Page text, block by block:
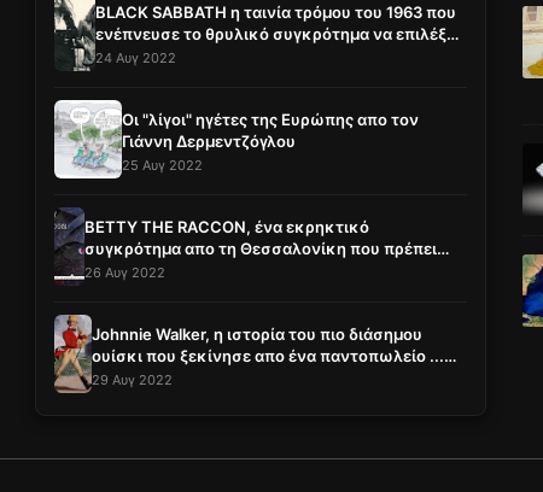
BLACK SABBATH η ταινία τρόμου του 1963 που
ενέπνευσε το θρυλικό συγκρότημα να επιλέξει
το όνομα του !!!
24 Αυγ 2022
Οι "λίγοι" ηγέτες της Ευρώπης απο τον
Γιάννη Δερμεντζόγλου
25 Αυγ 2022
BETTY THE RACCON, ένα εκρηκτικό
συγκρότημα απο τη Θεσσαλονίκη που πρέπει
όλοι να γνωρίσουμε !!! (αφιέρωμα, video, live &
26 Αυγ 2022
Johnnie Walker, η ιστορία του πιο διάσημου
ουίσκι που ξεκίνησε απο ένα παντοπωλείο ...
(αφιέρωμα & φωτογραφικό album)
29 Αυγ 2022